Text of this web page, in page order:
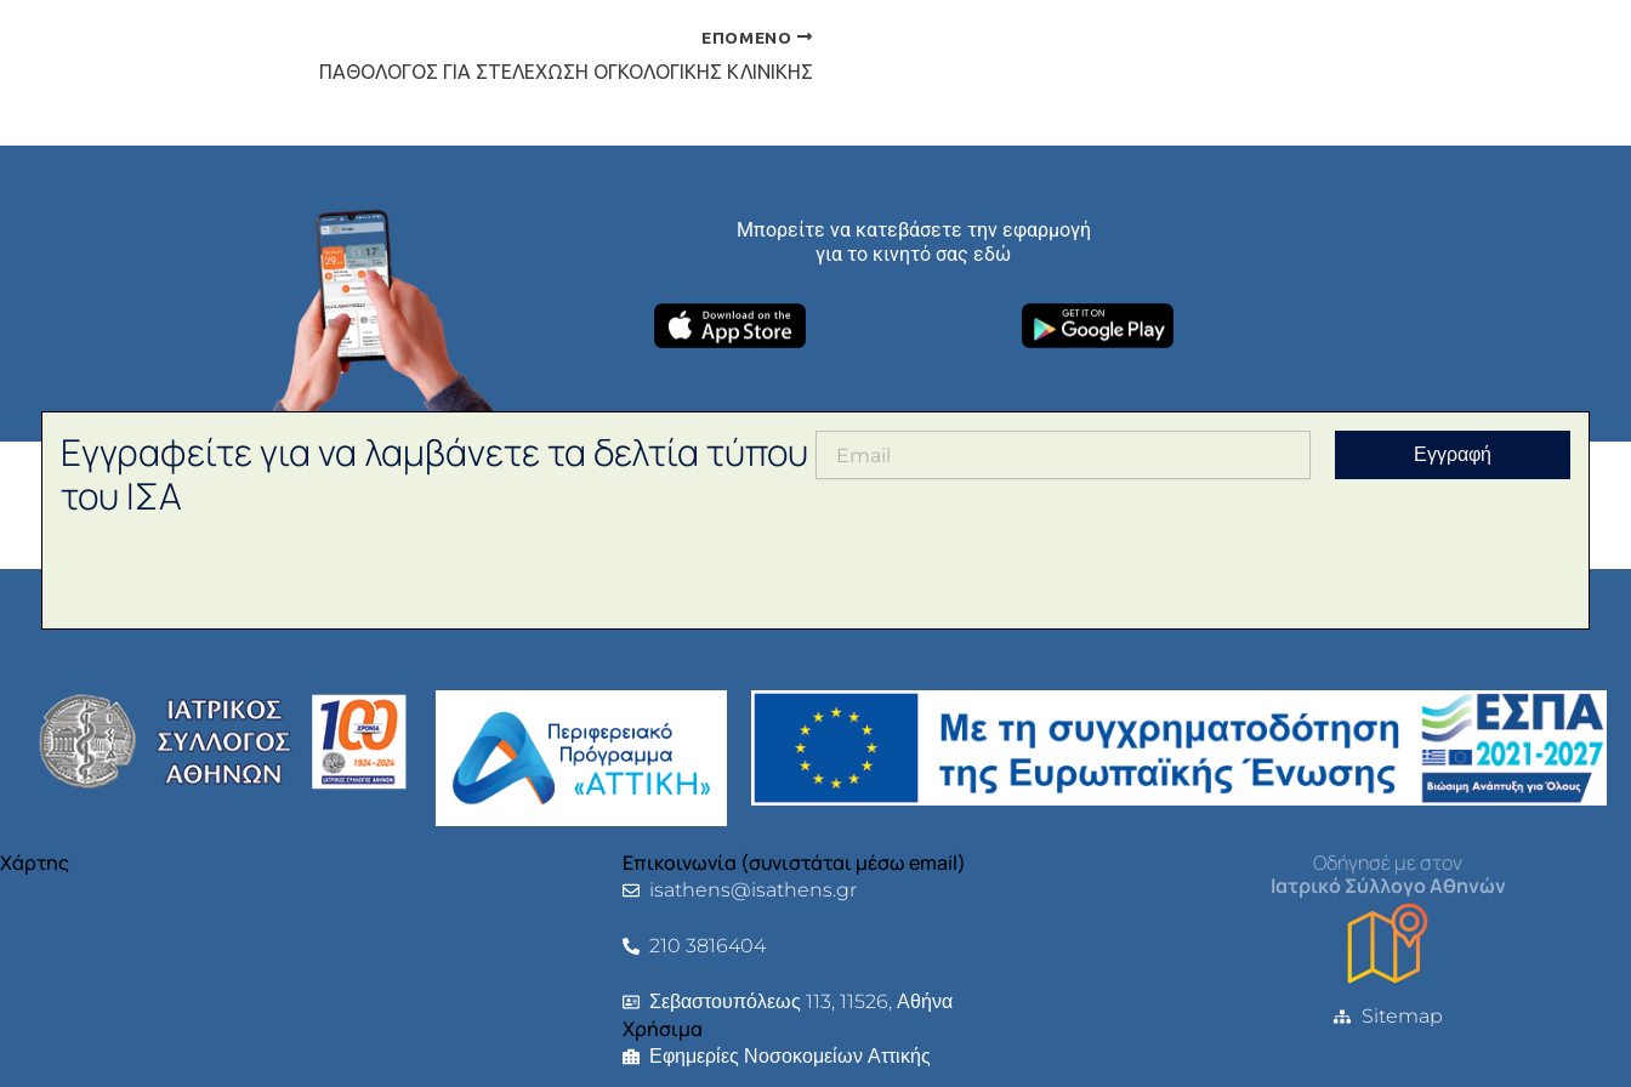
ΕΠΌΜΕΝΟ
ΠΑΘΟΛΟΓΟΣ ΓΙΑ ΣΤΕΛΕΧΩΣΗ ΟΓΚΟΛΟΓΙΚΗΣ ΚΛΙΝΙΚΗΣ
Μπορείτε να κατεβάσετε την εφαρμογή
για το κινητό σας εδώ
Εγγραφείτε για να λαμβάνετε τα δελτία τύπου
του ΙΣΑ
Εγγραφή
Χάρτης Επικοινωνία (συνιστάται μέσω email)
isathens@isathens.gr
210 3816404
Σεβαστουπόλεως 113, 11526, Αθήνα
Χρήσιμα
Εφημερίες Νοσοκομείων Αττικής
Οδήγησέ με στον
Ιατρικό Σύλλογο Αθηνών
Sitemap